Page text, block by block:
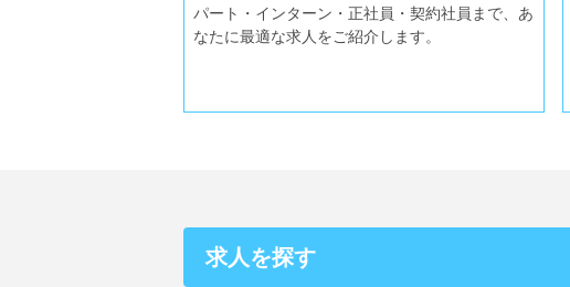
パート・インターン・正社員・契約社員まで、あ
なたに最適な求人をご紹介します。
求人を探す